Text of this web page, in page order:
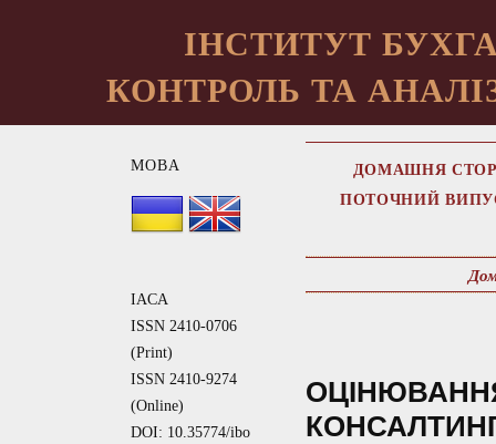
ІНСТИТУТ
КОНТРОЛЬ ТА
МОВА
IACA
ISSN 2410-0706
(Print)
ISSN 2410-9274
(Online)
DOI: 10.35774/ibo
ДОМАШНЯ
ПОТОЧНИЙ